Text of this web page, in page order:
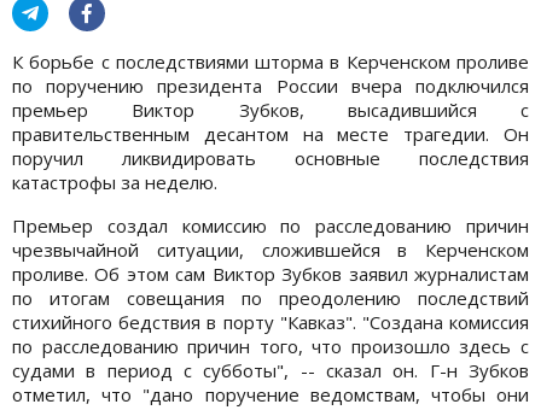
К борьбе с последствиями шторма в Керченском проливе
по поручению президента России вчера подключился
премьер Виктор Зубков, высадившийся с
правительственным десантом на месте трагедии. Он
поручил ликвидировать основные последствия
катастрофы за неделю.
Премьер создал комиссию по расследованию причин
чрезвычайной ситуации, сложившейся в Керченском
проливе. Об этом сам Виктор Зубков заявил журналистам
по итогам совещания по преодолению последствий
стихийного бедствия в порту "Кавказ". "Создана комиссия
по расследованию причин того, что произошло здесь с
судами в период с субботы", -- сказал он. Г-н Зубков
отметил, что "дано поручение ведомствам, чтобы они